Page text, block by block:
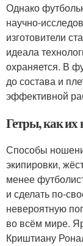
Однако
научно-
изготовители
идеала
охраняется. В
до состава и
эффективной
Гетры, как их
Способы
экипировки,
менее
и сделать по-
невероятную
во всём мире.
Криштиану